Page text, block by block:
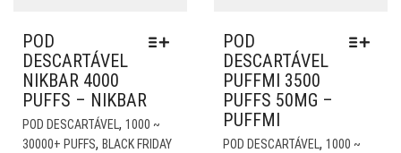
POD
DESCARTÁVEL
NIKBAR 4000
PUFFS – NIKBAR
POD DESCARTÁVEL, 1000 ~
30000+ PUFFS, BLACK FRIDAY
PRODUTO
POD
DESCARTÁVEL
PUFFMI 3500
PUFFS 50MG –
PUFFMI
POD DESCARTÁVEL, 1000 ~